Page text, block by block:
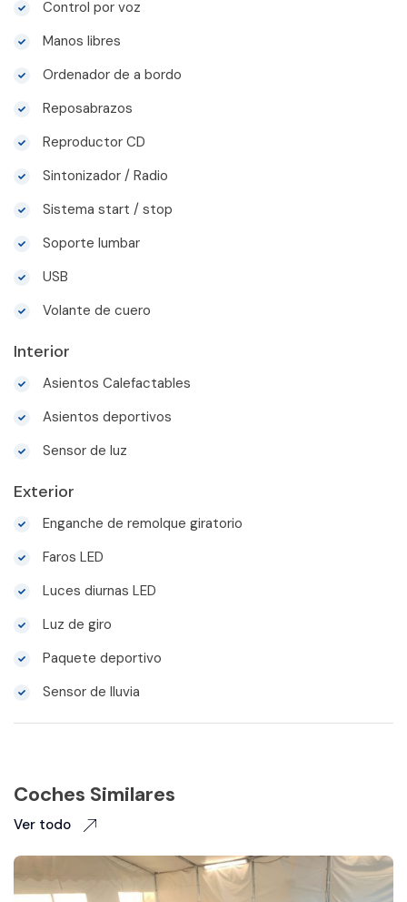
Control por voz
Manos libres
Ordenador de a bordo
Reposabrazos
Reproductor CD
Sintonizador / Radio
Sistema start / stop
Soporte lumbar
USB
Volante de cuero
Interior
Asientos Calefactables
Asientos deportivos
Sensor de luz
Exterior
Enganche de remolque giratorio
Faros LED
Luces diurnas LED
Luz de giro
Paquete deportivo
Sensor de lluvia
Coches Similares
Ver todo